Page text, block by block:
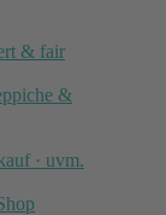
& fair
&
· uvm.